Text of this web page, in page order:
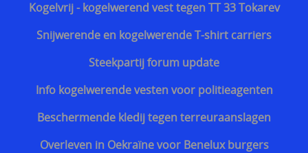
Kogelvrij - kogelwerend vest tegen TT 33 Tokarev
Snijwerende en kogelwerende T-shirt carriers
Steekpartij forum update
Info kogelwerende vesten voor politieagenten
Beschermende kledij tegen terreuraanslagen
Overleven in Oekraïne voor Benelux burgers